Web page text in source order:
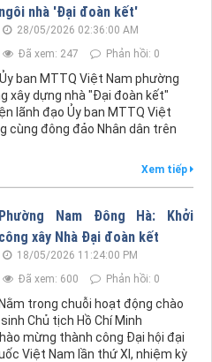
ngôi nhà 'Đại đoàn kết'
28/05/2026 02:36:00 AM
Đã xem: 247
Phản hồi: 0
ban MTTQ Việt Nam phường
xây dựng nhà "Đại đoàn kết"
lãnh đạo Ủy ban MTTQ Việt
cùng đông đảo Nhân dân trên
Xem tiếp
Phường Nam Đông Hà: Khởi
công xây Nhà Đại đoàn kết
18/05/2026 11:24:00 PM
Đã xem: 600
Phản hồi: 0
Nằm trong chuỗi hoạt động chào
Chủ tịch Hồ Chí Minh
mừng thành công Đại hội đại
Việt Nam lần thứ XI, nhiệm kỳ